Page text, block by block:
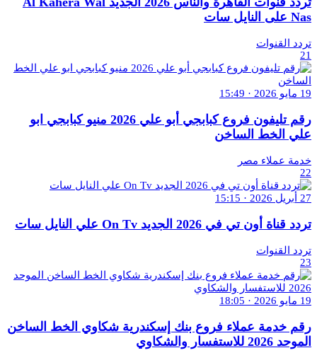
Nas على النايل سات
تردد القنوات
21
19 مايو 2026 · 15:49
رقم تليفون فروع كبابجي أبو علي 2026 منيو كبابجي ابو
علي الخط الساخن
خدمة عملاء مصر
22
27 أبريل 2026 · 15:15
تردد قناة أون تي في 2026 الجديد On Tv علي النايل سات
تردد القنوات
23
19 مايو 2026 · 18:05
رقم خدمة عملاء فروع بنك إسكندرية شكاوي الخط الساخن
الموحد 2026 للاستفسار والشكاوي